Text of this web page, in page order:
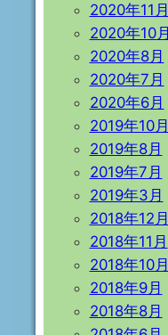
2020年11月
2020年10月
2020年8月
2020年7月
2020年6月
2019年10月
2019年8月
2019年7月
2019年3月
2018年12月
2018年11月
2018年10月
2018年9月
2018年8月